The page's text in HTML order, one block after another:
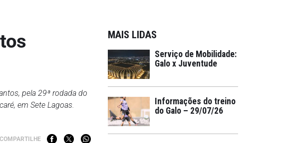
pela 29ª rodada do
em Sete Lagoas.
COMPARTILHE
MAIS LIDAS
Serviço de Mobilidade:
Galo x Juventude
Informações do treino
do Galo – 29/07/26